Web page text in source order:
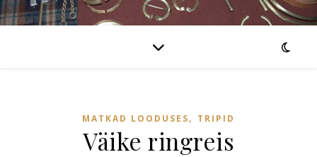
MATKAD LOODUSES, TRIPID
Väike ringreis